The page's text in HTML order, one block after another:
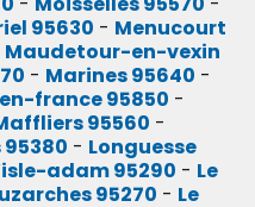
95630 - Menucourt
Maudetour-en-vexin
- Marines 95640 -
france 95850 -
95560 -
95380 - Longuesse
adam 95290 - Le
95270 - Le